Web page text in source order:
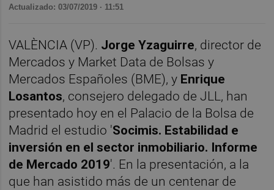
Actualizado: 03/07/2019 · 11:51
VALÈNCIA (VP). Jorge Yzaguirre, director de
Mercados y Market Data de Bolsas y
Mercados Españoles (BME), y Enrique
Losantos, consejero delegado de JLL, han
presentado hoy en el Palacio de la Bolsa de
Madrid el estudio 'Socimis. Estabilidad e
inversión en el sector inmobiliario. Informe
de Mercado 2019'. En la presentación, a la
que han asistido más de un centenar de